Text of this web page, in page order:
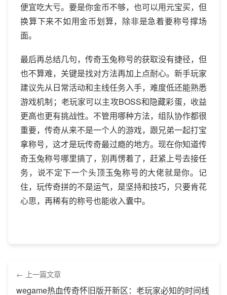
便宜吃大亏。要是你金币不够，也可以用元宝买，但
换算下来不如用金币划算，除非是急着要称号撑场
面。
最后再总结几句，传奇玉兔称号的获取没有捷径，但
也不算难，关键是找对方法再加上点耐心。新手玩家
建议先从日常活动和主线任务入手，难度低还能熟悉
游戏机制；老玩家可以主攻BOSS和隐藏彩蛋，收益
更高也更有挑战性。不管用哪种方法，组队协作都很
重要，传奇从来不是一个人的游戏，跟兄弟一起打宝
拿称号，这才是玩传奇最过瘾的地方。现在你知道传
奇玉兔称号哪里搞了，别再愣着了，赶紧上号去接任
务，说不定下一个头顶玉兔称号的大佬就是你。记
住，玩传奇拼的不是运气，是坚持和技巧，只要肯花
心思，再稀有的称号也能收入囊中。
上一篇文章
wegame热血传奇怀旧版开新区：老玩家必知的时间线